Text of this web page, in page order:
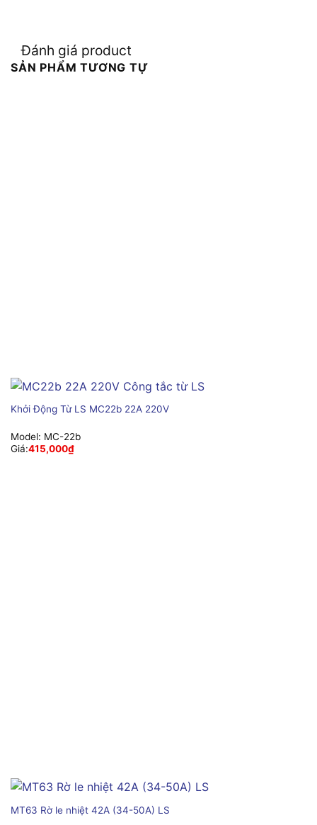
Đánh giá product
SẢN PHẨM TƯƠNG TỰ
Khởi Động Từ LS MC22b 22A 220V
Model: MC-22b
Giá:415,000₫
MT63 Rờ le nhiệt 42A (34-50A) LS